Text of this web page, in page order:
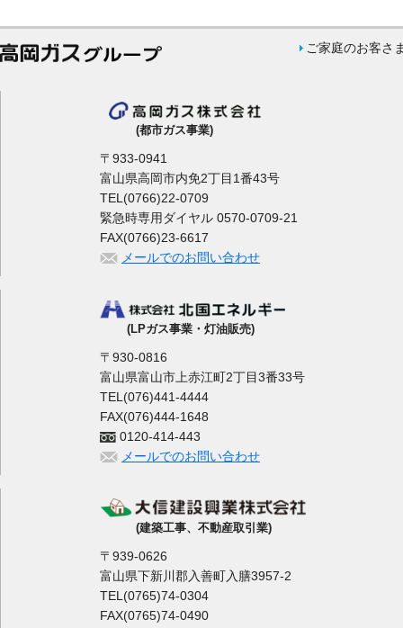
ご家庭のお客さ
(都市ガス事業)
〒933-0941
富山県高岡市内免2丁目1番43号
TEL(0766)22-0709
緊急時専用ダイヤル 0570-0709-21
FAX(0766)23-6617
メールでのお問い合わせ
(LPガス事業・灯油販売)
〒930-0816
富山県富山市上赤江町2丁目3番33号
TEL(076)441-4444
FAX(076)444-1648
0120-414-443
メールでのお問い合わせ
(建築工事、不動産取引業)
〒939-0626
富山県下新川郡入善町入膳3957-2
TEL(0765)74-0304
FAX(0765)74-0490